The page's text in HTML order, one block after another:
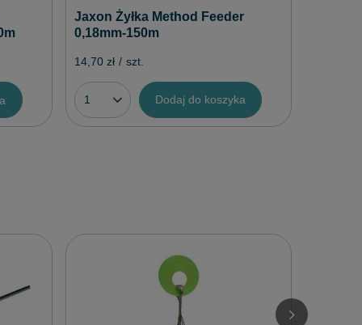
Jaxon Żyłka Method Feeder
0,18mm-150m
14,70 zł / szt.
Dodaj do koszyka